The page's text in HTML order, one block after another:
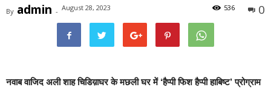
By admin - August 28, 2023 0
536
नवाब वाजिद अली शाह चिडिय़ाघर के मछली घर में ‘हैप्पी फिश हैप्पी हाबिष्ट’ प्रोग्राम